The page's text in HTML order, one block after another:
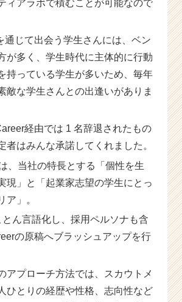
ィアラボで積むことが可能なので
通じて出会う学生さんには、ベン
が多く、学生時代に主体的に行動
持っている学生が多いため、毎年
敵な学生さんとの出逢いがありま
経由では 1 名辞退されたもの
者はみんな承諾してくれました。
、当社の特長とする「個性を生
現」と「起業家志望の学生にとっ
ア」。
とん言語化し、採用ペルソナも含
の原稿へブラッシュアップを行
アプローチ方法では、スカウトメ
ひとりの経歴や性格、志向性など